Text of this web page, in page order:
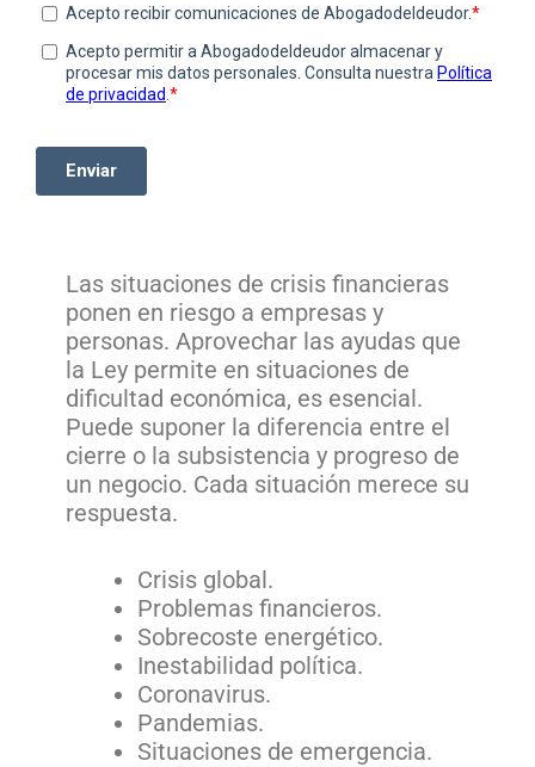
Las situaciones de crisis financieras
ponen en riesgo a empresas y
personas. Aprovechar las ayudas que
la Ley permite en situaciones de
dificultad económica, es esencial.
Puede suponer la diferencia entre el
cierre o la subsistencia y progreso de
un negocio. Cada situación merece su
respuesta.
Crisis global.
Problemas financieros.
Sobrecoste energético.
Inestabilidad política.
Coronavirus.
Pandemias.
Situaciones de emergencia.